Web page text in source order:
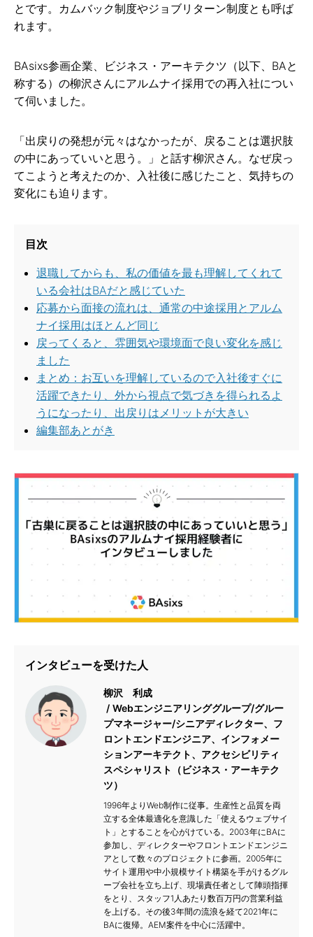
とです。カムバック制度やジョブリターン制度とも呼ば
れます。
BAsixs参画企業、ビジネス・アーキテクツ（以下、BAと
称する）の柳沢さんにアルムナイ採用での再入社につい
て伺いました。
「出戻りの発想が元々はなかったが、戻ることは選択肢
の中にあっていいと思う。」と話す柳沢さん。なぜ戻っ
てこようと考えたのか、入社後に感じたこと、気持ちの
変化にも迫ります。
目次
退職してからも、私の価値を最も理解してくれて
いる会社はBAだと感じていた
応募から面接の流れは、通常の中途採用とアルム
ナイ採用はほとんど同じ
戻ってくると、雰囲気や環境面で良い変化を感じ
ました
まとめ：お互いを理解しているので入社後すぐに
活躍できたり、外から視点で気づきを得られるよ
うになったり、出戻りはメリットが大きい
編集部あとがき
インタビューを受けた人
柳沢 利成
Webエンジニアリンググループ/グルー
プマネージャー/シニアディレクター、フ
ロントエンドエンジニア、インフォメー
ションアーキテクト、アクセシビリティ
スペシャリスト（ビジネス・アーキテク
ツ）
1996年よりWeb制作に従事。生産性と品質を両
立する全体最適化を意識した「使えるウェブサイ
ト」とすることを心がけている。2003年にBAに
参加し、ディレクターやフロントエンドエンジニ
アとして数々のプロジェクトに参画。2005年に
サイト運用や中小規模サイト構築を手がけるグル
ープ会社を立ち上げ、現場責任者として陣頭指揮
をとり、スタッフ1人あたり数百万円の営業利益
を上げる。その後3年間の流浪を経て2021年に
BAに復帰。AEM案件を中心に活躍中。